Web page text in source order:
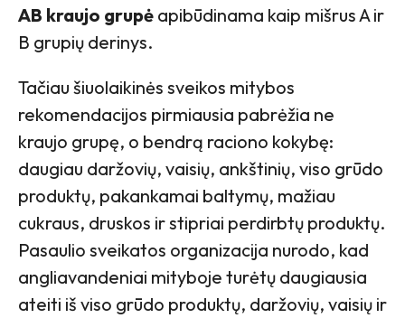
AB kraujo grupė apibūdinama kaip mišrus A ir
B grupių derinys.
Tačiau šiuolaikinės sveikos mitybos
rekomendacijos pirmiausia pabrėžia ne
kraujo grupę, o bendrą raciono kokybę:
daugiau daržovių, vaisių, ankštinių, viso grūdo
produktų, pakankamai baltymų, mažiau
cukraus, druskos ir stipriai perdirbtų produktų.
Pasaulio sveikatos organizacija nurodo, kad
angliavandeniai mityboje turėtų daugiausia
ateiti iš viso grūdo produktų, daržovių, vaisių ir